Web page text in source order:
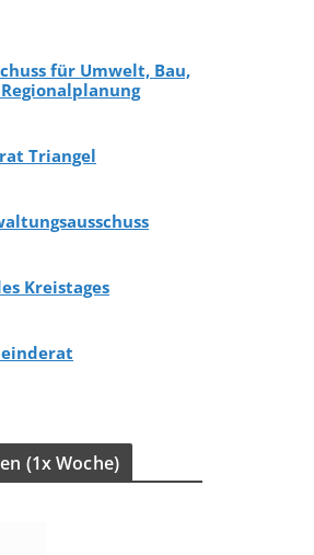
für Umwelt, Bau,
Triangel
Kreistages
(1x Woche)